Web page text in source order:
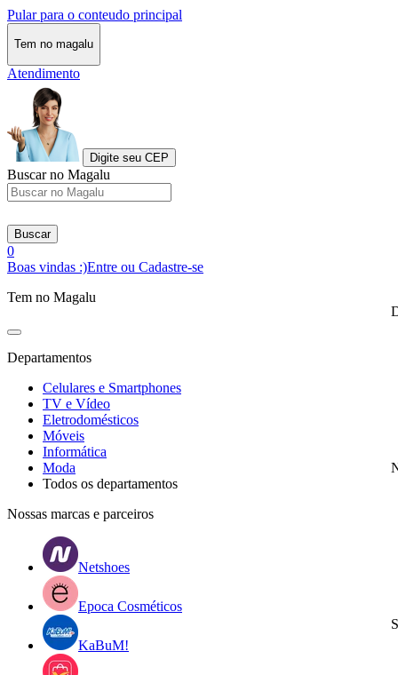
Pular para o conteudo principal
Tem no magalu
Atendimento
Digite seu CEP
Buscar no Magalu
Buscar
0
Boas vindas :)Entre ou Cadastre-se
Tem no Magalu
Departamentos
Celulares e Smartphones
TV e Vídeo
Eletrodomésticos
Móveis
Informática
Moda
Todos os departamentos
Nossas marcas e parceiros
Netshoes
Epoca Cosméticos
KaBuM!